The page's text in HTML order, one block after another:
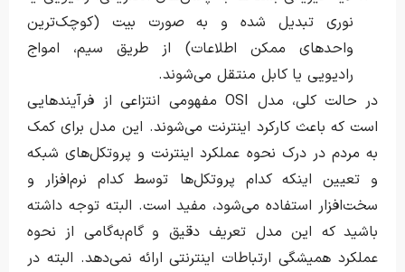
نوری تبدیل شده و به صورت بیت (کوچک‌ترین
واحدهای ممکن اطلاعات) از طریق سیم، امواج
رادیویی یا کابل منتقل می‌شوند.
در حالت کلی، مدل OSI مفهومی انتزاعی از فرآیندهایی
است که باعث کارکرد اینترنت می‌شوند. این مدل برای کمک
به مردم در درک نحوه عملکرد اینترنت و پروتکل‌های شبکه
و تعیین اینکه کدام پروتکل‌ها توسط کدام نرم‌افزار و
سخت‌افزار استفاده می‌شود، مفید است. البته توجه داشته
باشید که این مدل تعریف دقیق و گام‌به‌گامی از نحوه
عملکرد همیشگی ارتباطات اینترنتی ارائه نمی‌دهد. البته در